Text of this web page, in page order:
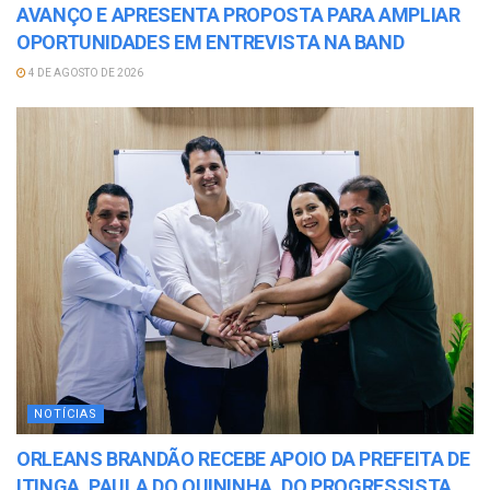
AVANÇO E APRESENTA PROPOSTA PARA AMPLIAR
OPORTUNIDADES EM ENTREVISTA NA BAND
4 DE AGOSTO DE 2026
NOTÍCIAS
ORLEANS BRANDÃO RECEBE APOIO DA PREFEITA DE